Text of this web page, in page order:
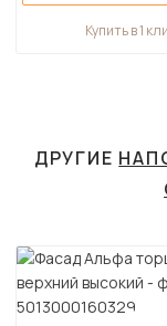
Купить в 1
ДРУГИЕ